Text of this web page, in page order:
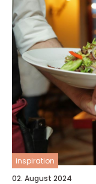
inspiration
02. August 2024